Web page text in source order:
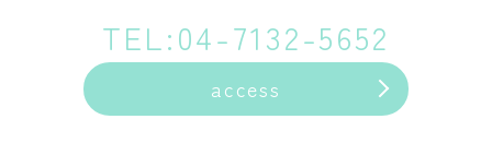
TEL:04-7132-5652
access